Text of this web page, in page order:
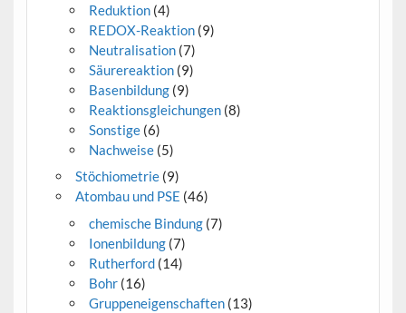
Reduktion (4)
REDOX-Reaktion (9)
Neutralisation (7)
Säurereaktion (9)
Basenbildung (9)
Reaktionsgleichungen (8)
Sonstige (6)
Nachweise (5)
Stöchiometrie(9)
Atombau und PSE (46)
chemische Bindung (7)
Ionenbildung (7)
Rutherford (14)
Bohr (16)
Gruppeneigenschaften (13)